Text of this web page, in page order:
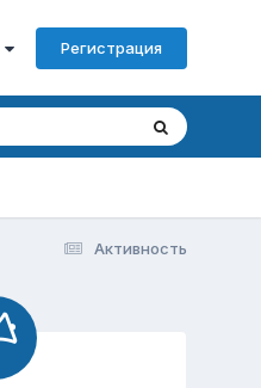
Регистрация
Активность